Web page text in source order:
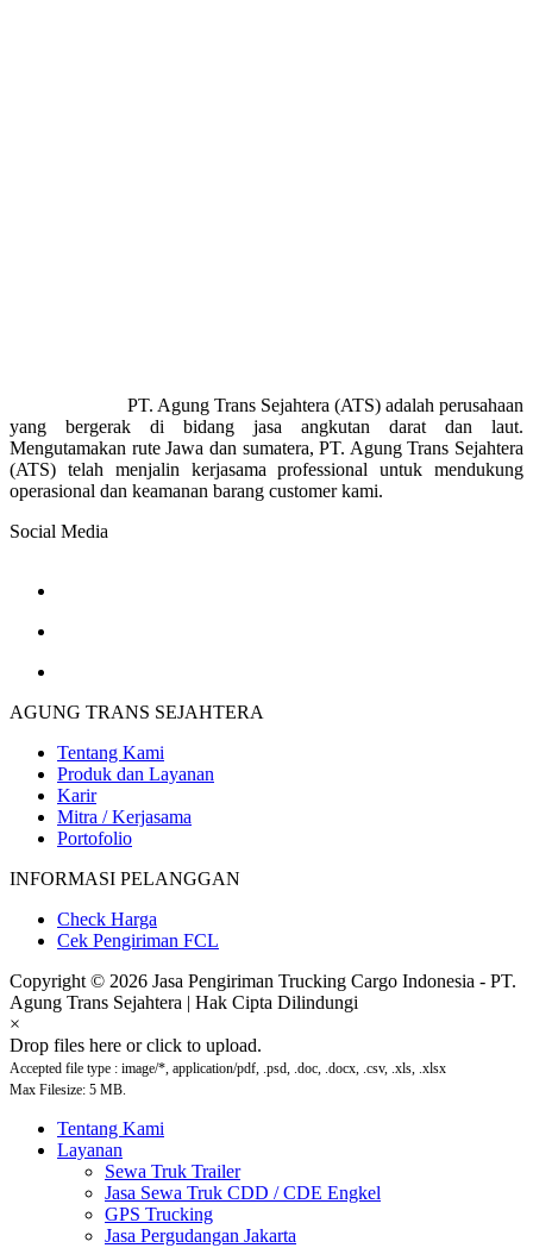
PT. Agung Trans Sejahtera (ATS) adalah perusahaan
yang bergerak di bidang jasa angkutan darat dan laut.
Mengutamakan rute Jawa dan sumatera, PT. Agung Trans Sejahtera
(ATS) telah menjalin kerjasama professional untuk mendukung
operasional dan keamanan barang customer kami.
Social Media
AGUNG TRANS SEJAHTERA
Tentang Kami
Produk dan Layanan
Karir
Mitra / Kerjasama
Portofolio
INFORMASI PELANGGAN
Check Harga
Cek Pengiriman FCL
Copyright © 2026 Jasa Pengiriman Trucking Cargo Indonesia - PT.
Agung Trans Sejahtera | Hak Cipta Dilindungi
×
Drop files here or click to upload.
Accepted file type : image/*, application/pdf, .psd, .doc, .docx, .csv, .xls, .xlsx
Max Filesize: 5 MB.
Tentang Kami
Layanan
Sewa Truk Trailer
Jasa Sewa Truk CDD / CDE Engkel
GPS Trucking
Jasa Pergudangan Jakarta